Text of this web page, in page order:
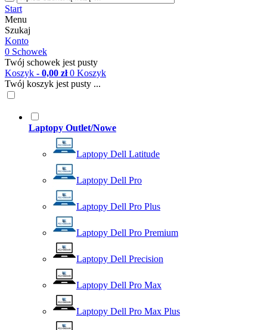
Start
Menu
Szukaj
Konto
0 Schowek
Twój schowek jest pusty
Koszyk - 0,00 zł 0 Koszyk
Twój koszyk jest pusty ...
Laptopy Outlet/Nowe
Laptopy Dell Latitude
Laptopy Dell Pro
Laptopy Dell Pro Plus
Laptopy Dell Pro Premium
Laptopy Dell Precision
Laptopy Dell Pro Max
Laptopy Dell Pro Max Plus